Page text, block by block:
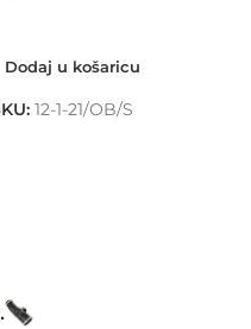
Dodaj u košaricu
12-1-21/OB/S